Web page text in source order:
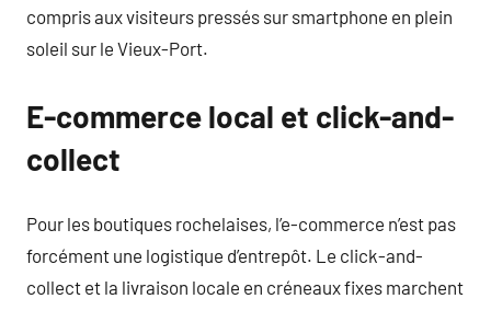
compris aux visiteurs pressés sur smartphone en plein
soleil sur le Vieux-Port.
E-commerce local et click-and-
collect
Pour les boutiques rochelaises, l’e-commerce n’est pas
forcément une logistique d’entrepôt. Le click-and-
collect et la livraison locale en créneaux fixes marchent